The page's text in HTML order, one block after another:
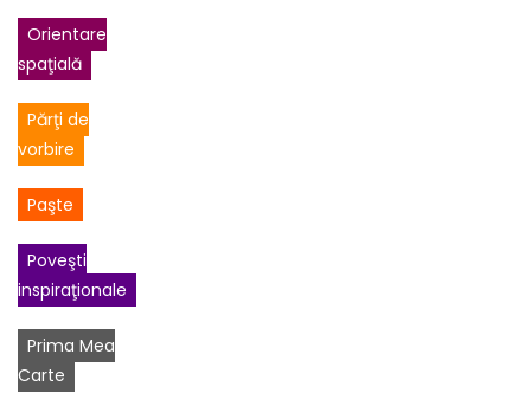
Orientare
spaţială
Părţi de
vorbire
Paşte
Poveşti
inspiraţionale
Prima Mea
Carte